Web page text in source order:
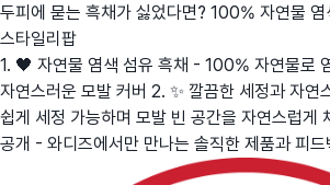
두피에 묻는 흑채가 싫었다면? 100% 자연물 염
스타일리팝
1. 🖤 자연물 염색 섬유 흑채 - 100% 자연물로
자연스러운 모발 커버 2. ✨ 깔끔한 세정과 자연
쉽게 세정 가능하며 모발 빈 공간을 자연스럽게
공개 - 와디즈에서만 만나는 솔직한 제품과 피